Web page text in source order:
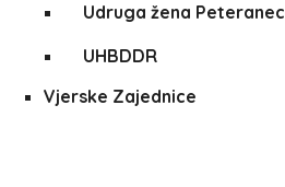
Udruga žena Peteranec
UHBDDR
Vjerske Zajednice